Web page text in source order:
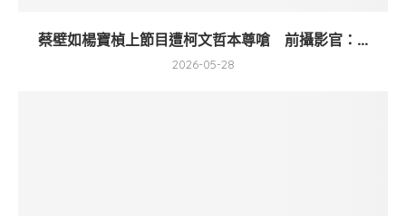
蔡壁如楊寶楨上節目遭柯文哲本尊嗆 前攝影官：...
2026-05-28